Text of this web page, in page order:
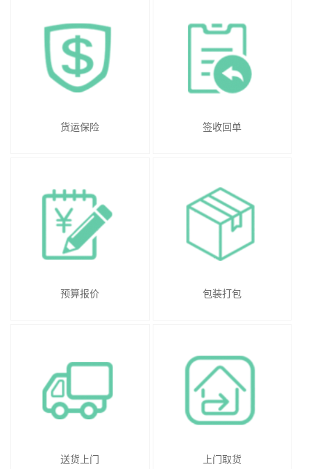
货运保险 签收回单
预算报价 包装打包
送货上门 上门取货